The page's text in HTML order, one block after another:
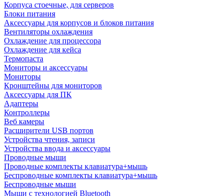
Корпуса стоечные, для серверов
Блоки питания
Аксессуары для корпусов и блоков питания
Вентиляторы охлаждения
Охлаждение для процессора
Охлаждение для кейса
Термопаста
Мониторы и аксессуары
Мониторы
Кронштейны для мониторов
Аксессуары для ПК
Адаптеры
Контроллеры
Веб камеры
Расширители USB портов
Устройства чтения, записи
Устройства ввода и аксессуары
Проводные мыши
Проводные комплекты клавиатура+мышь
Беспроводные комплекты клавиатура+мышь
Беспроводные мыши
Мыши с технологией Bluetooth